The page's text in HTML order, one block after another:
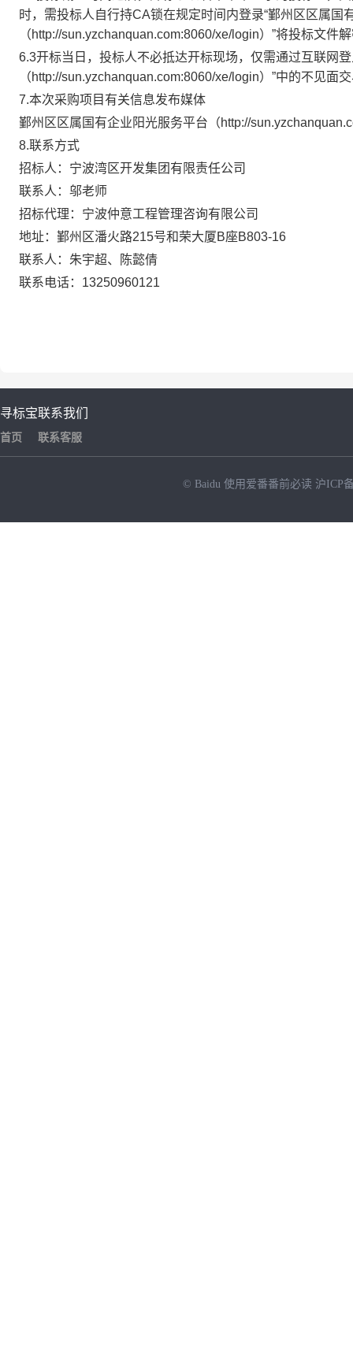
时，需投标人自行持CA锁在规定时间内登录“鄞州区区属国
（http://sun.yzchanquan.com:8060/xe/login）”将投标文件
6.3开标当日，投标人不必抵达开标现场，仅需通过互联网
（http://sun.yzchanquan.com:8060/xe/login）”中的不见面
7.本次采购项目有关信息发布媒体
鄞州区区属国有企业阳光服务平台（http://
8.联系方式
招标人：宁波湾区开发集团有限责任公司
联系人：邬老师
招标代理： 宁波仲意工程管理咨询有限公司
地址：鄞州区潘火路215号和荣大厦B座B803-16
联系人：朱宇超、陈懿倩
联系电话： 13250960121
寻标宝
首页
联系我们
联系客服
© Baidu 使用爱番番前必读 沪ICP